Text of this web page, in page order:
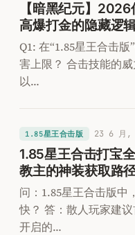
【暗黑纪元】
高爆打金的隐藏逻
Q1: 在“1.85星王合击
害上限？ 合击技能的
以…
1.85星王合击版 23 6 月,
1.85星王合击打宝
教主的神装获取路
问：1.85星王合击版中
快？ 答：散人玩家建
开启的…